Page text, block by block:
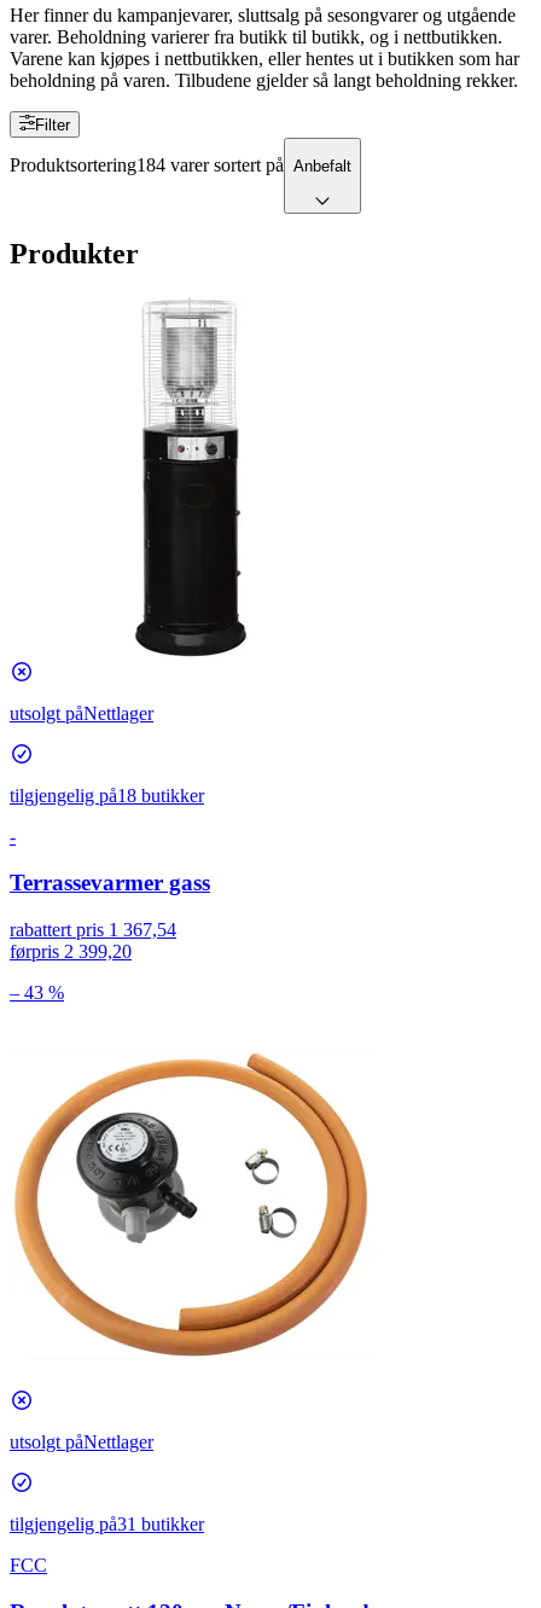
Her finner du kampanjevarer, sluttsalg på sesongvarer og utgående
varer. Beholdning varierer fra butikk til butikk, og i nettbutikken.
Varene kan kjøpes i nettbutikken, eller hentes ut i butikken som har
beholdning på varen. Tilbudene gjelder så langt beholdning rekker.
Filter
Produktsortering184 varer sortert på Anbefalt
Produkter
utsolgt påNettlager
tilgjengelig på18 butikker
-
Terrassevarmer gass
rabattert pris 1 367,54
førpris 2 399,20
– 43 %
utsolgt påNettlager
tilgjengelig på31 butikker
FCC